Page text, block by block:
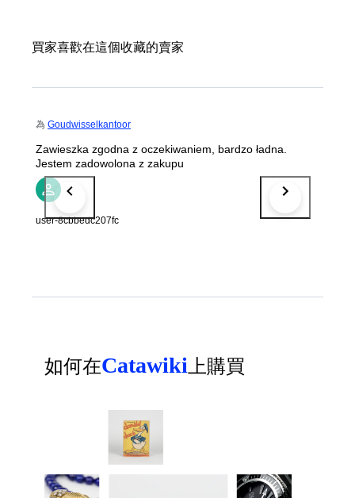
買家喜歡在這個收藏的賣家
為 Goudwisselkantoor
Zawieszka zgodna z oczekiwaniem, bardzo ładna.
Jestem zadowolona z zakupu
user-8cbbedc207fc
如何在Catawiki 上購買